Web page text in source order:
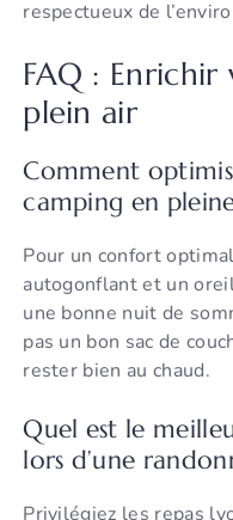
respectueux de
FAQ : Enrichir
plein air
Comment
camping en
Pour un confort
autogonflant et un
une bonne nuit de
pas un bon sac de
rester bien au chaud.
Quel est le
lors d’une
Privilégiez les repas